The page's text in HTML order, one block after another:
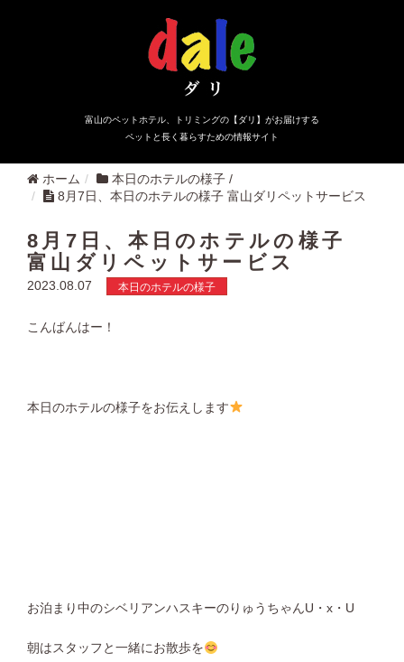
富山のペットホテル、トリミングの【ダリ】がお届けする
ペットと長く暮らすための情報サイト
ホーム 本日のホテルの様子 /
8月7日、本日のホテルの様子 富山ダリペットサービス
8月7日、本日のホテルの様子
富山ダリペットサービス
2023.08.07 本日のホテルの様子
こんばんはー！
本日のホテルの様子をお伝えします
お泊まり中のシベリアンハスキーのりゅうちゃんU・x・U
朝はスタッフと一緒にお散歩を